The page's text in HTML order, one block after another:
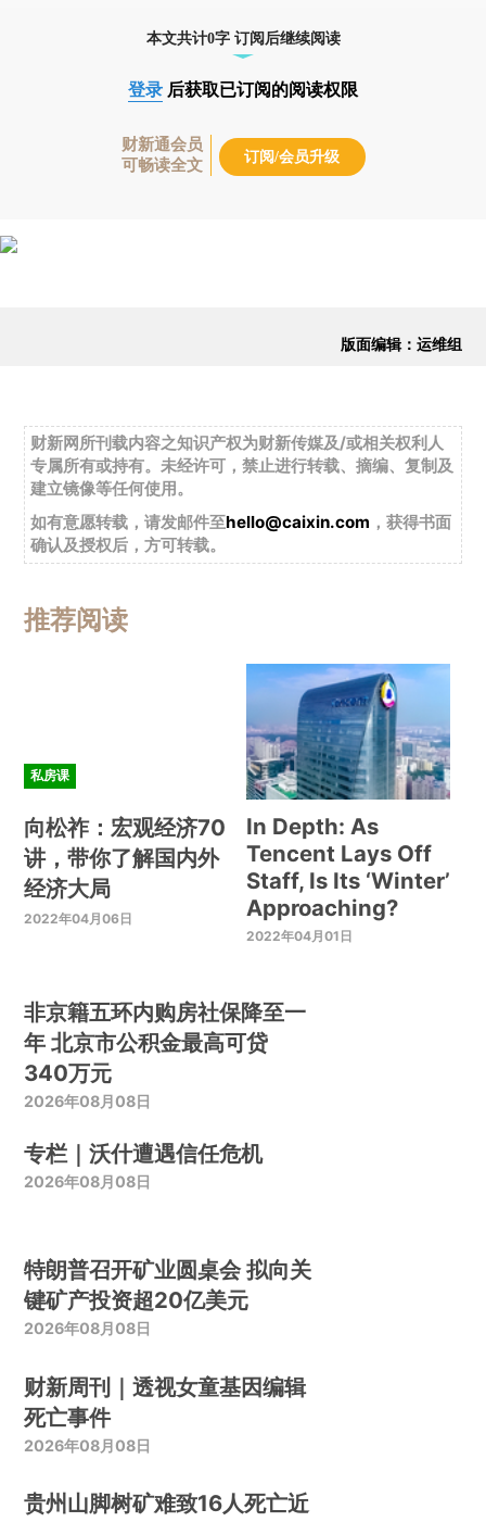
本文共计0字 订阅后继续阅读
登录 后获取已订阅的阅读权限
财新通会员
可畅读全文
订阅/会员升级
版面编辑：运维组
财新网所刊载内容之知识产权为财新传媒及/或相关权利人
专属所有或持有。未经许可，禁止进行转载、摘编、复制及
建立镜像等任何使用。
如有意愿转载，请发邮件至hello@caixin.com ，获得书面
确认及授权后，方可转载。
推荐阅读
私房课
向松祚：宏观经济70
讲，带你了解国内外
经济大局
2022年04月06日
In Depth: As
Tencent Lays Off
Staff, Is Its ‘Winter’
Approaching?
2022年04月01日
非京籍五环内购房社保降至一
年 北京市公积金最高可贷
340万元
2026年08月08日
专栏｜沃什遭遇信任危机
2026年08月08日
特朗普召开矿业圆桌会 拟向关
键矿产投资超20亿美元
2026年08月08日
财新周刊｜透视女童基因编辑
死亡事件
2026年08月08日
贵州山脚树矿难致16人死亡近